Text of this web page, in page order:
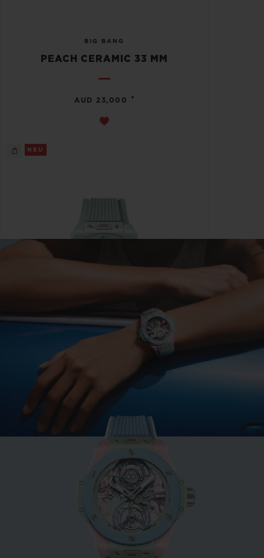
BIG BANG
PEACH CERAMIC 33 MM
AUD 23,000 •
NEU
BIG BANG
MINT GREEN CERAMIC
AUD 23,000 •